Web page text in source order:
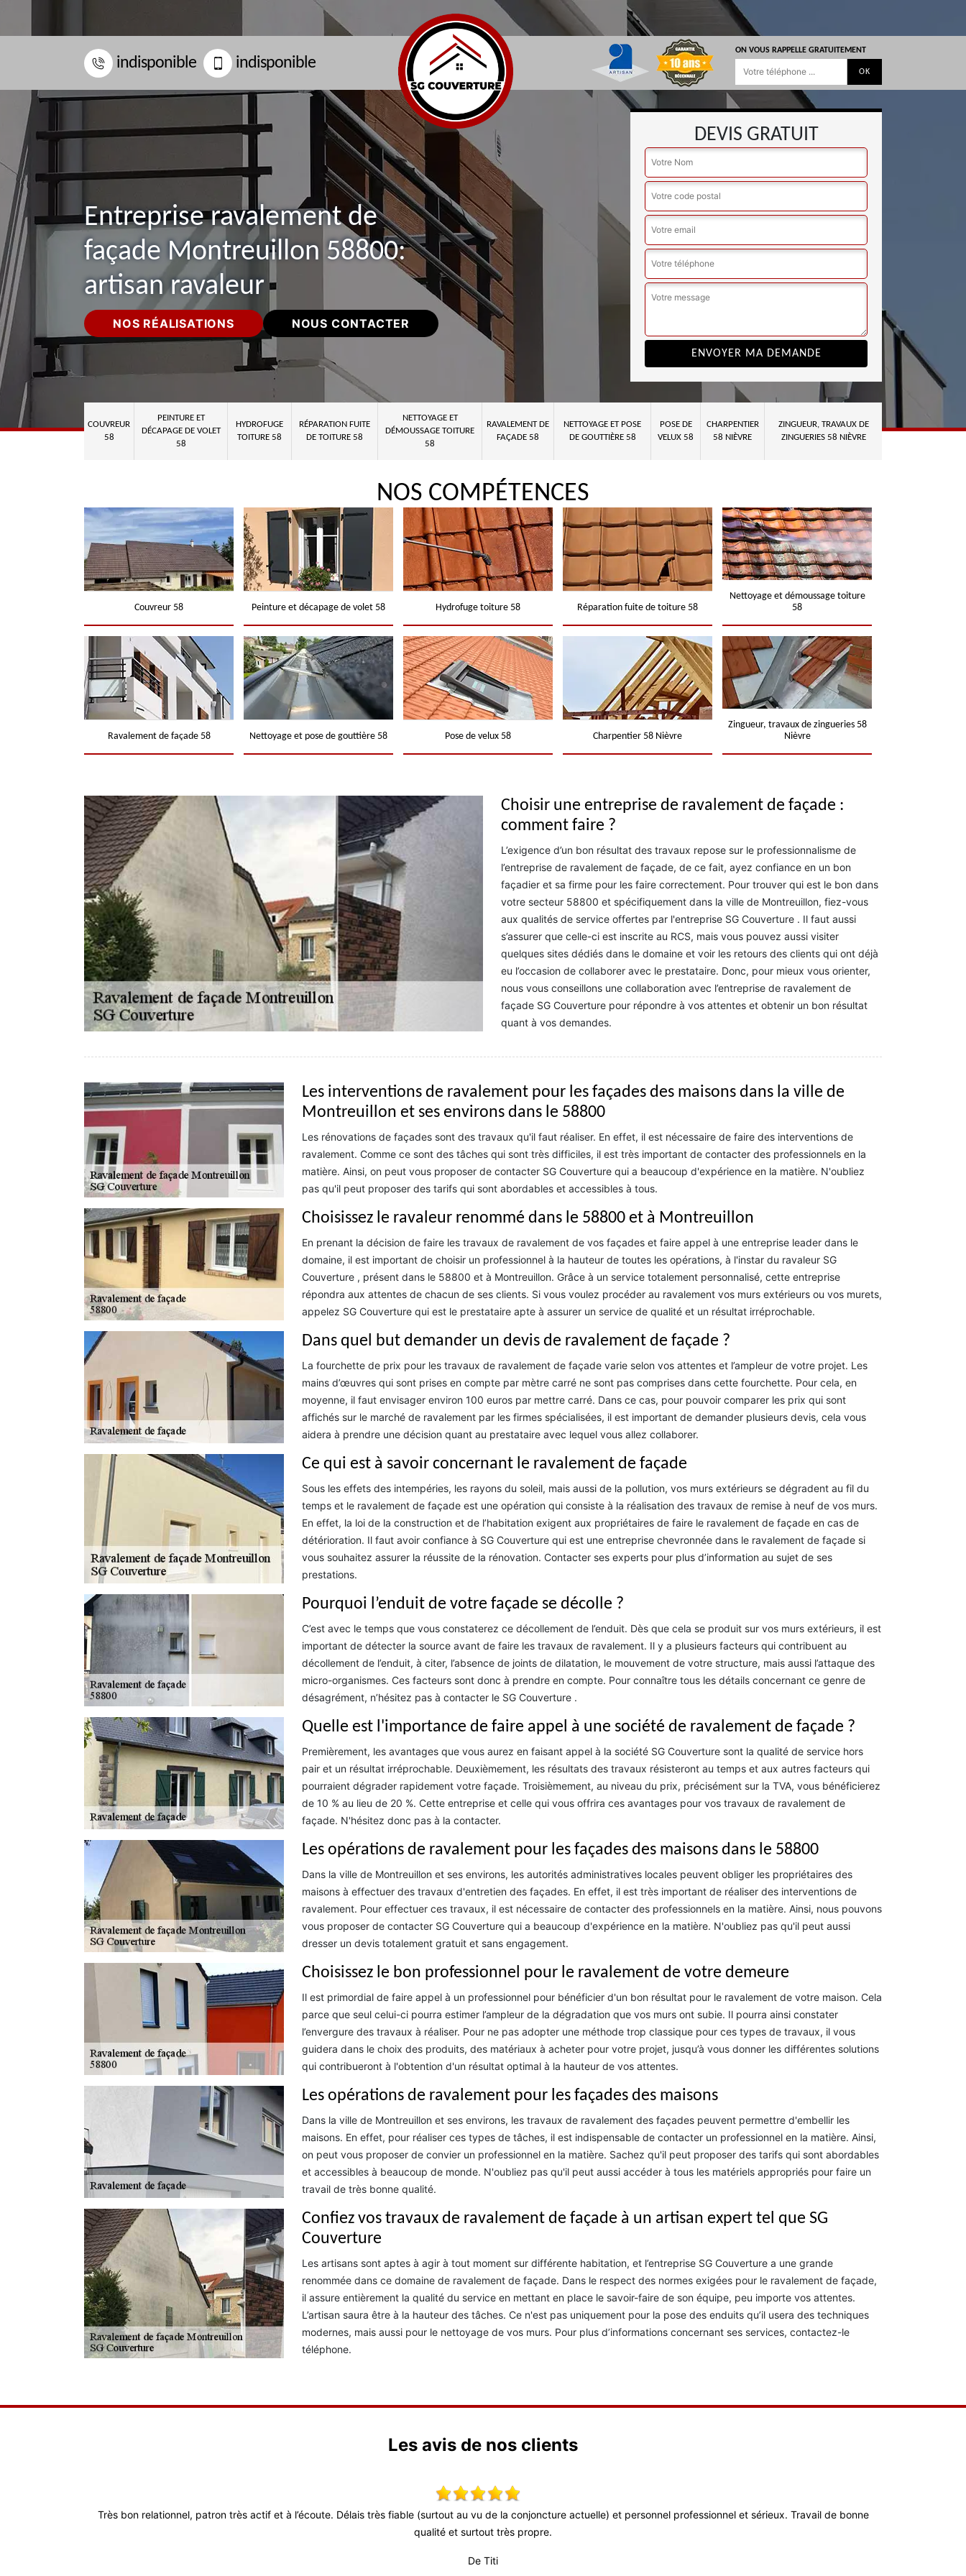
indisponible indisponible
ON VOUS RAPPELLE GRATUITEMENT
Entreprise ravalement de
façade Montreuillon 58800:
artisan ravaleur
NOS RÉALISATIONS NOUS CONTACTER
DEVIS GRATUIT
COUVREUR
58
PEINTURE ET
DÉCAPAGE DE VOLET
58
HYDROFUGE
TOITURE 58
RÉPARATION FUITE
DE TOITURE 58
NETTOYAGE ET
DÉMOUSSAGE TOITURE
58
RAVALEMENT DE
FAÇADE 58
NETTOYAGE ET POSE
DE GOUTTIÈRE 58
POSE DE
VELUX 58
CHARPENTIER
58 NIÈVRE
ZINGUEUR, TRAVAUX DE
ZINGUERIES 58 NIÈVRE
NOS COMPÉTENCES
Couvreur 58 Peinture et décapage de volet 58 Hydrofuge toiture 58 Réparation fuite de toiture 58
Nettoyage et démoussage toiture
58
Ravalement de façade 58 Nettoyage et pose de gouttière 58 Pose de velux 58 Charpentier 58 Nièvre
Zingueur, travaux de zingueries 58
Nièvre
Choisir une entreprise de ravalement de façade :
comment faire ?
L’exigence d’un bon résultat des travaux repose sur le professionnalisme de
l’entreprise de ravalement de façade, de ce fait, ayez confiance en un bon
façadier et sa firme pour les faire correctement. Pour trouver qui est le bon dans
votre secteur 58800 et spécifiquement dans la ville de Montreuillon, fiez-vous
aux qualités de service offertes par l'entreprise SG Couverture . Il faut aussi
s’assurer que celle-ci est inscrite au RCS, mais vous pouvez aussi visiter
quelques sites dédiés dans le domaine et voir les retours des clients qui ont déjà
eu l’occasion de collaborer avec le prestataire. Donc, pour mieux vous orienter,
nous vous conseillons une collaboration avec l’entreprise de ravalement de
façade SG Couverture pour répondre à vos attentes et obtenir un bon résultat
quant à vos demandes.
Les interventions de ravalement pour les façades des maisons dans la ville de
Montreuillon et ses environs dans le 58800
Les rénovations de façades sont des travaux qu'il faut réaliser. En effet, il est nécessaire de faire des interventions de
ravalement. Comme ce sont des tâches qui sont très difficiles, il est très important de contacter des professionnels en la
matière. Ainsi, on peut vous proposer de contacter SG Couverture qui a beaucoup d'expérience en la matière. N'oubliez
pas qu'il peut proposer des tarifs qui sont abordables et accessibles à tous.
Choisissez le ravaleur renommé dans le 58800 et à Montreuillon
En prenant la décision de faire les travaux de ravalement de vos façades et faire appel à une entreprise leader dans le
domaine, il est important de choisir un professionnel à la hauteur de toutes les opérations, à l'instar du ravaleur SG
Couverture , présent dans le 58800 et à Montreuillon. Grâce à un service totalement personnalisé, cette entreprise
répondra aux attentes de chacun de ses clients. Si vous voulez procéder au ravalement vos murs extérieurs ou vos murets,
appelez SG Couverture qui est le prestataire apte à assurer un service de qualité et un résultat irréprochable.
Dans quel but demander un devis de ravalement de façade ?
La fourchette de prix pour les travaux de ravalement de façade varie selon vos attentes et l’ampleur de votre projet. Les
mains d’œuvres qui sont prises en compte par mètre carré ne sont pas comprises dans cette fourchette. Pour cela, en
moyenne, il faut envisager environ 100 euros par mettre carré. Dans ce cas, pour pouvoir comparer les prix qui sont
affichés sur le marché de ravalement par les firmes spécialisées, il est important de demander plusieurs devis, cela vous
aidera à prendre une décision quant au prestataire avec lequel vous allez collaborer.
Ce qui est à savoir concernant le ravalement de façade
Sous les effets des intempéries, les rayons du soleil, mais aussi de la pollution, vos murs extérieurs se dégradent au fil du
temps et le ravalement de façade est une opération qui consiste à la réalisation des travaux de remise à neuf de vos murs.
En effet, la loi de la construction et de l’habitation exigent aux propriétaires de faire le ravalement de façade en cas de
détérioration. Il faut avoir confiance à SG Couverture qui est une entreprise chevronnée dans le ravalement de façade si
vous souhaitez assurer la réussite de la rénovation. Contacter ses experts pour plus d’information au sujet de ses
prestations.
Pourquoi l’enduit de votre façade se décolle ?
C’est avec le temps que vous constaterez ce décollement de l’enduit. Dès que cela se produit sur vos murs extérieurs, il est
important de détecter la source avant de faire les travaux de ravalement. Il y a plusieurs facteurs qui contribuent au
décollement de l’enduit, à citer, l’absence de joints de dilatation, le mouvement de votre structure, mais aussi l’attaque des
micro-organismes. Ces facteurs sont donc à prendre en compte. Pour connaître tous les détails concernant ce genre de
désagrément, n’hésitez pas à contacter le SG Couverture .
Quelle est l'importance de faire appel à une société de ravalement de façade ?
Premièrement, les avantages que vous aurez en faisant appel à la société SG Couverture sont la qualité de service hors
pair et un résultat irréprochable. Deuxièmement, les résultats des travaux résisteront au temps et aux autres facteurs qui
pourraient dégrader rapidement votre façade. Troisièmement, au niveau du prix, précisément sur la TVA, vous bénéficierez
de 10 % au lieu de 20 %. Cette entreprise et celle qui vous offrira ces avantages pour vos travaux de ravalement de
façade. N'hésitez donc pas à la contacter.
Les opérations de ravalement pour les façades des maisons dans le 58800
Dans la ville de Montreuillon et ses environs, les autorités administratives locales peuvent obliger les propriétaires des
maisons à effectuer des travaux d'entretien des façades. En effet, il est très important de réaliser des interventions de
ravalement. Pour effectuer ces travaux, il est nécessaire de contacter des professionnels en la matière. Ainsi, nous pouvons
vous proposer de contacter SG Couverture qui a beaucoup d'expérience en la matière. N'oubliez pas qu'il peut aussi
dresser un devis totalement gratuit et sans engagement.
Choisissez le bon professionnel pour le ravalement de votre demeure
Il est primordial de faire appel à un professionnel pour bénéficier d'un bon résultat pour le ravalement de votre maison. Cela
parce que seul celui-ci pourra estimer l’ampleur de la dégradation que vos murs ont subie. Il pourra ainsi constater
l’envergure des travaux à réaliser. Pour ne pas adopter une méthode trop classique pour ces types de travaux, il vous
guidera dans le choix des produits, des matériaux à acheter pour votre projet, jusqu’à vous donner les différentes solutions
qui contribueront à l'obtention d'un résultat optimal à la hauteur de vos attentes.
Les opérations de ravalement pour les façades des maisons
Dans la ville de Montreuillon et ses environs, les travaux de ravalement des façades peuvent permettre d'embellir les
maisons. En effet, pour réaliser ces types de tâches, il est indispensable de contacter un professionnel en la matière. Ainsi,
on peut vous proposer de convier un professionnel en la matière. Sachez qu'il peut proposer des tarifs qui sont abordables
et accessibles à beaucoup de monde. N'oubliez pas qu'il peut aussi accéder à tous les matériels appropriés pour faire un
travail de très bonne qualité.
Confiez vos travaux de ravalement de façade à un artisan expert tel que SG
Couverture
Les artisans sont aptes à agir à tout moment sur différente habitation, et l’entreprise SG Couverture a une grande
renommée dans ce domaine de ravalement de façade. Dans le respect des normes exigées pour le ravalement de façade,
il assure entièrement la qualité du service en mettant en place le savoir-faire de son équipe, peu importe vos attentes.
L’artisan saura être à la hauteur des tâches. Ce n'est pas uniquement pour la pose des enduits qu’il usera des techniques
modernes, mais aussi pour le nettoyage de vos murs. Pour plus d’informations concernant ses services, contactez-le
téléphone.
Les avis de nos clients
Très bon relationnel, patron très actif et à l’écoute. Délais très fiable (surtout au vu de la conjoncture actuelle) et personnel professionnel et sérieux. Travail de bonne
qualité et surtout très propre.
De Titi